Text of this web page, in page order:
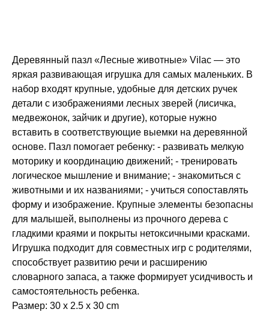
Деревянный пазл «Лесные животные» Vilac — это
яркая развивающая игрушка для самых маленьких. В
набор входят крупные, удобные для детских ручек
детали с изображениями лесных зверей (лисичка,
медвежонок, зайчик и другие), которые нужно
вставить в соответствующие выемки на деревянной
основе. Пазл помогает ребенку: - развивать мелкую
моторику и координацию движений; - тренировать
логическое мышление и внимание; - знакомиться с
животными и их названиями; - учиться сопоставлять
форму и изображение. Крупные элементы безопасны
для малышей, выполнены из прочного дерева с
гладкими краями и покрыты нетоксичными красками.
Игрушка подходит для совместных игр с родителями,
способствует развитию речи и расширению
словарного запаса, а также формирует усидчивость и
самостоятельность ребенка.
Размер: 30 x 2.5 x 30 cm